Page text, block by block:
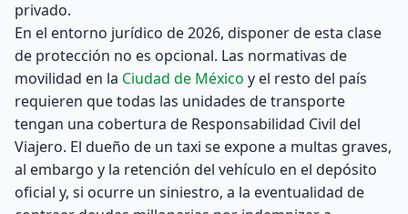
privado.
En el entorno jurídico de 2026, disponer de esta clase
de protección no es opcional. Las normativas de
movilidad en la Ciudad de México y el resto del país
requieren que todas las unidades de transporte
tengan una cobertura de Responsabilidad Civil del
Viajero. El dueño de un taxi se expone a multas graves,
al embargo y la retención del vehículo en el depósito
oficial y, si ocurre un siniestro, a la eventualidad de